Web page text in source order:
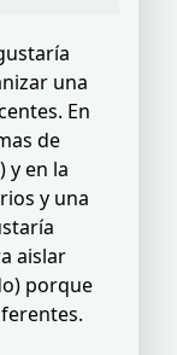
una
En
de
y en la
y una
aislar
porque